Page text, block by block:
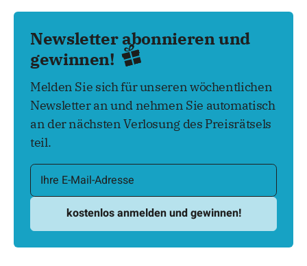
Newsletter abonnieren und
gewinnen!
Melden Sie sich für unseren wöchentlichen
Newsletter an und nehmen Sie automatisch
an der nächsten Verlosung des Preisrätsels
teil.